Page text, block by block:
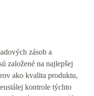
zásob a
založené na najlepšej
ako kvalita produktu,
kontrole týchto